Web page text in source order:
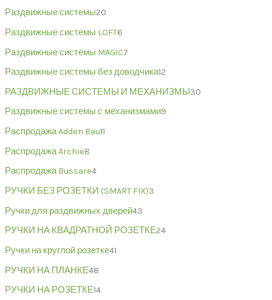
Раздвижные системы20
Раздвижные системы LOFT6
Раздвижные системы MAGIC7
Раздвижные системы без доводчика12
РАЗДВИЖНЫЕ СИСТЕМЫ И МЕХАНИЗМЫ 30
Раздвижные системы с механизмами9
Распродажа Adden Bau11
Распродажа Archie8
Распродажа Bussare4
РУЧКИ БЕЗ РОЗЕТКИ (SMART FIX)3
Ручки для раздвижных дверей43
РУЧКИ НА КВАДРАТНОЙ РОЗЕТКЕ24
Ручки на круглой розетке41
РУЧКИ НА ПЛАНКЕ48
РУЧКИ НА РОЗЕТКЕ14